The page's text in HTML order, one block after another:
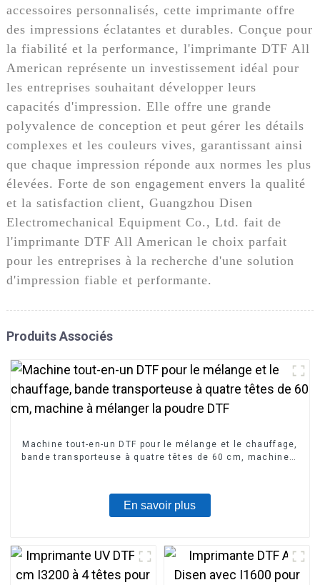
accessoires personnalisés, cette imprimante offre
des impressions éclatantes et durables. Conçue pour
la fiabilité et la performance, l'imprimante DTF All
American représente un investissement idéal pour
les entreprises souhaitant développer leurs
capacités d'impression. Elle offre une grande
polyvalence de conception et peut gérer les détails
complexes et les couleurs vives, garantissant ainsi
que chaque impression réponde aux normes les plus
élevées. Forte de son engagement envers la qualité
et la satisfaction client, Guangzhou Disen
Electromechanical Equipment Co., Ltd. fait de
l'imprimante DTF All American le choix parfait
pour les entreprises à la recherche d'une solution
d'impression fiable et performante.
Produits Associés
Machine tout-en-un DTF pour le mélange et le chauffage,
bande transporteuse à quatre têtes de 60 cm, machine à
En savoir plus